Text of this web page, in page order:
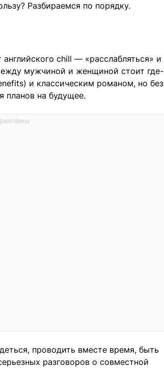
Разбираемся по порядку.
chill — «расслабляться» и
мужчиной и женщиной стоит где-
и классическим романом, но без
планов на будущее.
проводить вместе время, быть
разговоров о совместной